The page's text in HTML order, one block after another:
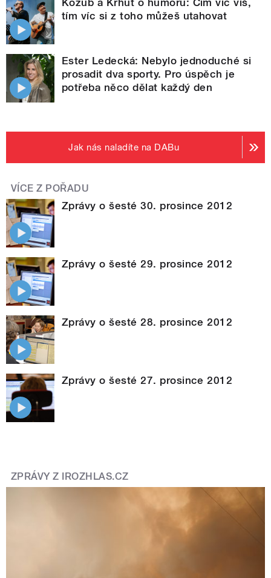
tím víc si z toho můžeš utahovat
Ester Ledecká: Nebylo jednoduché si
prosadit dva sporty. Pro úspěch je
potřeba něco dělat každý den
Jak nás naladíte na DABu
VÍCE Z POŘADU
Zprávy o šesté 30. prosince 2012
Zprávy o šesté 29. prosince 2012
Zprávy o šesté 28. prosince 2012
Zprávy o šesté 27. prosince 2012
ZPRÁVY Z IROZHLAS.CZ